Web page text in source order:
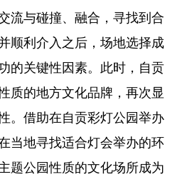
流与碰撞、融合，寻找到合
顺利介入之后，场地选择成
的关键性因素。此时，自贡
质的地方文化品牌，再次显
。借助在自贡彩灯公园举办
当地寻找适合灯会举办的环
题公园性质的文化场所成为